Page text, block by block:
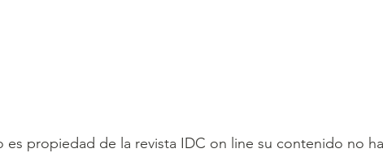
es propiedad de la revista IDC on line su contenido no